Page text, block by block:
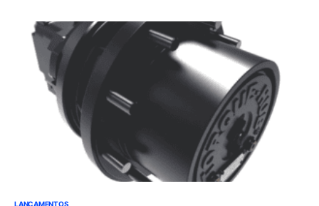
LANÇAMENTOS